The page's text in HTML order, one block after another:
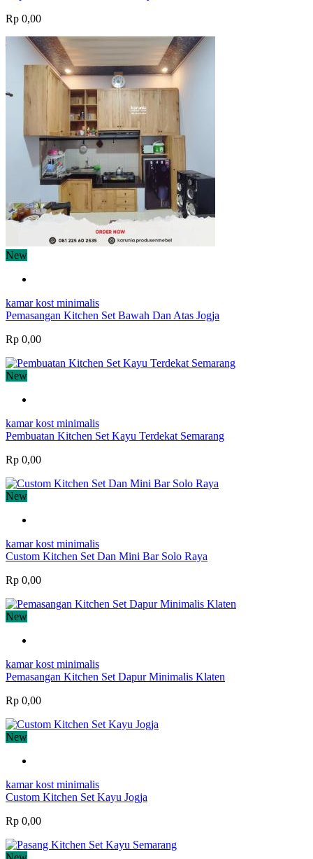
Rp 0,00
New
kamar kost minimalis
Pemasangan Kitchen Set Bawah Dan Atas Jogja
Rp 0,00
New
kamar kost minimalis
Pembuatan Kitchen Set Kayu Terdekat Semarang
Rp 0,00
New
kamar kost minimalis
Custom Kitchen Set Dan Mini Bar Solo Raya
Rp 0,00
New
kamar kost minimalis
Pemasangan Kitchen Set Dapur Minimalis Klaten
Rp 0,00
New
kamar kost minimalis
Custom Kitchen Set Kayu Jogja
Rp 0,00